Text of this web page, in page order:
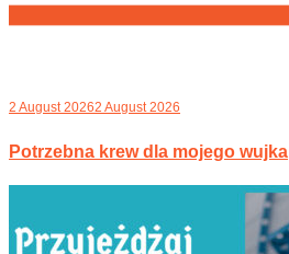
2 August 20262 August 2026
Potrzebna krew dla mojego wujka